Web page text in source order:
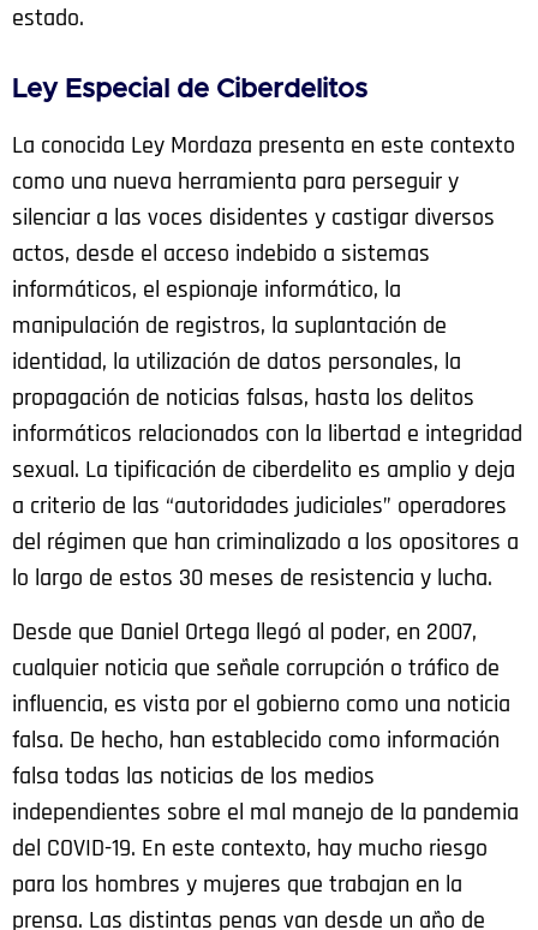
estado.
Ley Especial de Ciberdelitos
La conocida Ley Mordaza presenta en este contexto
como una nueva herramienta para perseguir y
silenciar a las voces disidentes y castigar diversos
actos, desde el acceso indebido a sistemas
informáticos, el espionaje informático, la
manipulación de registros, la suplantación de
identidad, la utilización de datos personales, la
propagación de noticias falsas, hasta los delitos
informáticos relacionados con la libertad e integridad
sexual. La tipificación de ciberdelito es amplio y deja
a criterio de las “autoridades judiciales” operadores
del régimen que han criminalizado a los opositores a
lo largo de estos 30 meses de resistencia y lucha.
Desde que Daniel Ortega llegó al poder, en 2007,
cualquier noticia que señale corrupción o tráfico de
influencia, es vista por el gobierno como una noticia
falsa. De hecho, han establecido como información
falsa todas las noticias de los medios
independientes sobre el mal manejo de la pandemia
del COVID-19. En este contexto, hay mucho riesgo
para los hombres y mujeres que trabajan en la
prensa. Las distintas penas van desde un año de